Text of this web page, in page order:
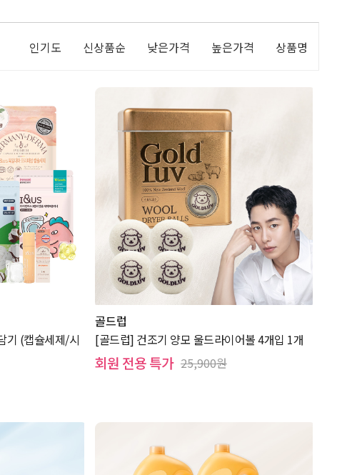
인기도 신상품순 낮은가격 높은가격 상품명
기 (캡슐세제/시
골드럽
[골드럽] 건조기 양모 울드라이어볼 4개입 1개
회원 전용 특가 25,900원